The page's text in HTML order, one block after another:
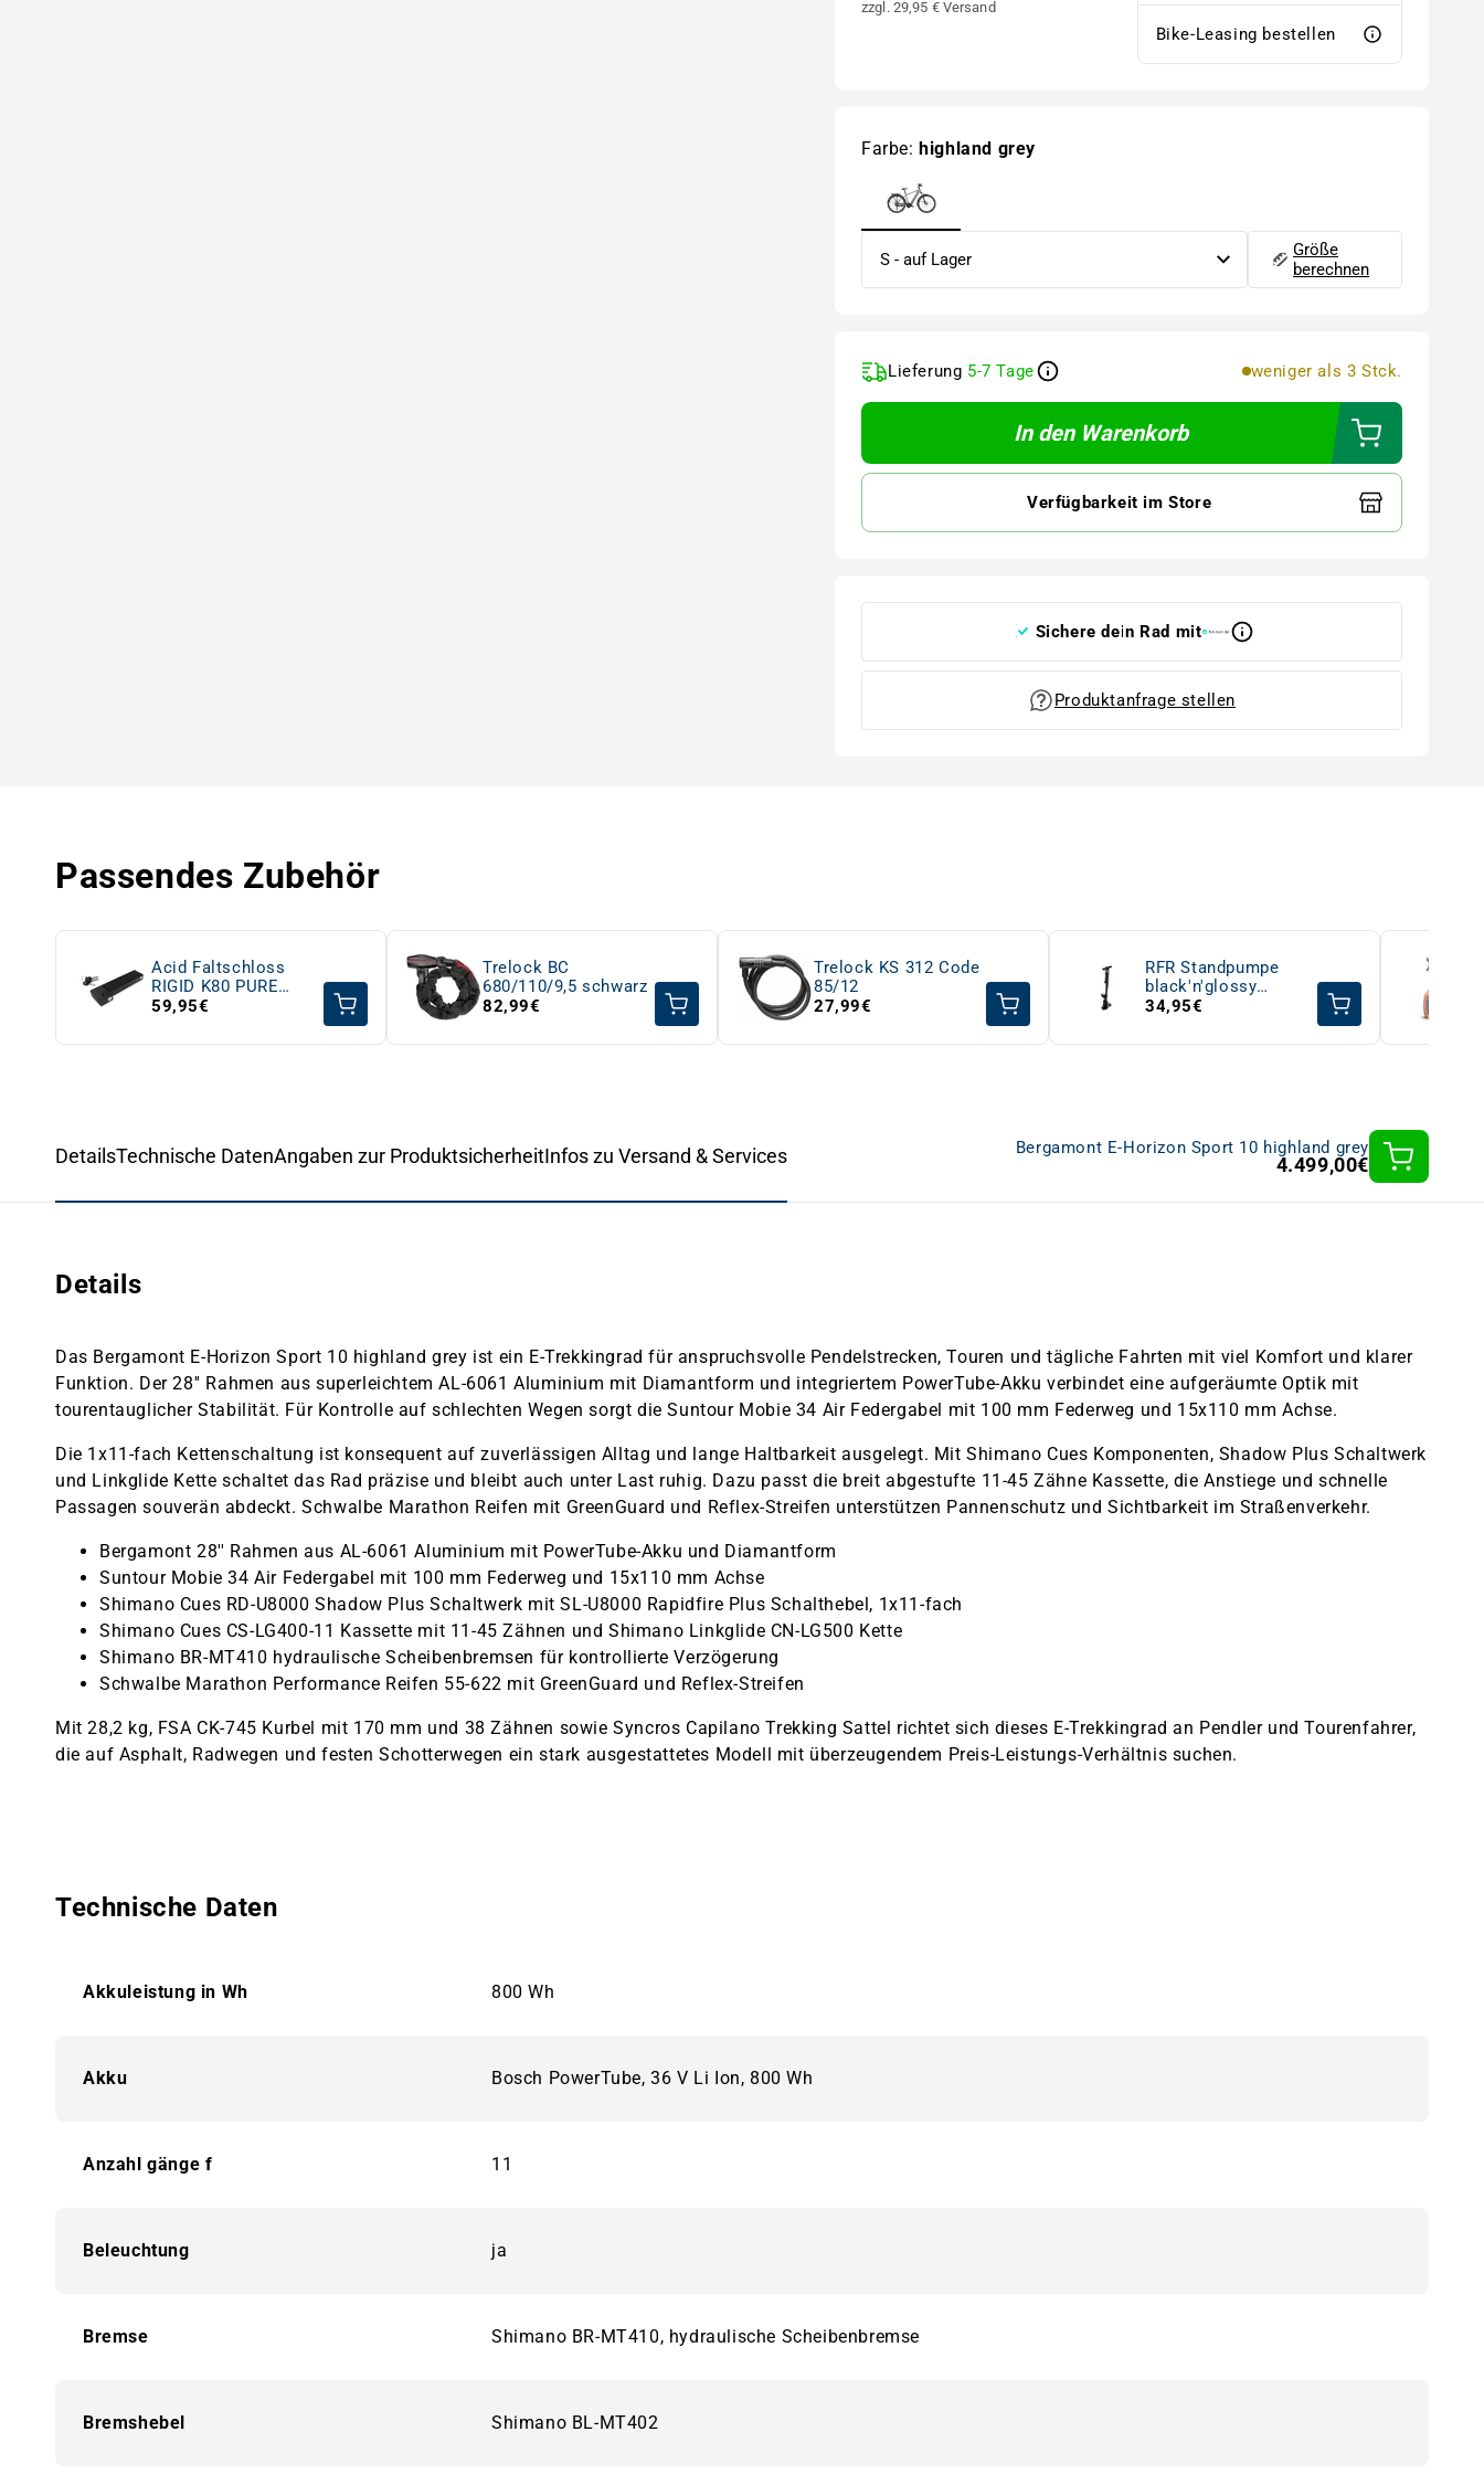
zzgl. 29,95 € Versand
Bike-Leasing bestellen
Farbe:highland grey
Größe
berechnen
Lieferung 5-7 Tage weniger als 3 Stck.
In den Warenkorb
Verfügbarkeit im Store
Sichere dein Rad mit
Produktanfrage stellen
Passendes Zubehör
Acid Faltschloss
RIGID K80 PURE
black
59,95€
Trelock BC
680/110/9,5 schwarz
82,99€
Trelock KS 312 Code
85/12
27,99€
RFR Standpumpe
black'n'glossy
black'n'red
34,95€
DetailsTechnische DatenAngaben zur ProduktsicherheitInfos zu Versand & Services Bergamont E-Horizon Sport 10 highland grey
4.499,00€
Details
Das Bergamont E-Horizon Sport 10 highland grey ist ein E-Trekkingrad für anspruchsvolle Pendelstrecken, Touren und tägliche Fahrten mit viel Komfort und klarer
Funktion. Der 28'' Rahmen aus superleichtem AL-6061 Aluminium mit Diamantform und integriertem PowerTube-Akku verbindet eine aufgeräumte Optik mit
tourentauglicher Stabilität. Für Kontrolle auf schlechten Wegen sorgt die Suntour Mobie 34 Air Federgabel mit 100 mm Federweg und 15x110 mm Achse.
Die 1x11-fach Kettenschaltung ist konsequent auf zuverlässigen Alltag und lange Haltbarkeit ausgelegt. Mit Shimano Cues Komponenten, Shadow Plus Schaltwerk
und Linkglide Kette schaltet das Rad präzise und bleibt auch unter Last ruhig. Dazu passt die breit abgestufte 11-45 Zähne Kassette, die Anstiege und schnelle
Passagen souverän abdeckt. Schwalbe Marathon Reifen mit GreenGuard und Reflex-Streifen unterstützen Pannenschutz und Sichtbarkeit im Straßenverkehr.
Bergamont 28'' Rahmen aus AL-6061 Aluminium mit PowerTube-Akku und Diamantform
Suntour Mobie 34 Air Federgabel mit 100 mm Federweg und 15x110 mm Achse
Shimano Cues RD-U8000 Shadow Plus Schaltwerk mit SL-U8000 Rapidfire Plus Schalthebel, 1x11-fach
Shimano Cues CS-LG400-11 Kassette mit 11-45 Zähnen und Shimano Linkglide CN-LG500 Kette
Shimano BR-MT410 hydraulische Scheibenbremsen für kontrollierte Verzögerung
Schwalbe Marathon Performance Reifen 55-622 mit GreenGuard und Reflex-Streifen
Mit 28,2 kg, FSA CK-745 Kurbel mit 170 mm und 38 Zähnen sowie Syncros Capilano Trekking Sattel richtet sich dieses E-Trekkingrad an Pendler und Tourenfahrer,
die auf Asphalt, Radwegen und festen Schotterwegen ein stark ausgestattetes Modell mit überzeugendem Preis-Leistungs-Verhältnis suchen.
Technische Daten
Akkuleistung in Wh 800 Wh
Akku Bosch PowerTube, 36 V Li Ion, 800 Wh
Anzahl gänge f 11
Beleuchtung ja
Bremse Shimano BR-MT410, hydraulische Scheibenbremse
Bremshebel Shimano BL-MT402